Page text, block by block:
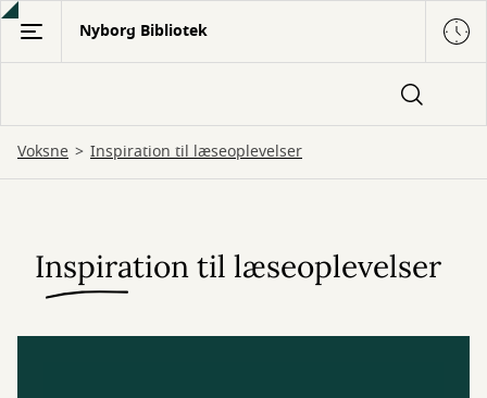
Gå
hovedindhold
Nyborg Bibliotek
Voksne Inspiration til læseoplevelser
Inspiration
Inspiration til læseoplevelser